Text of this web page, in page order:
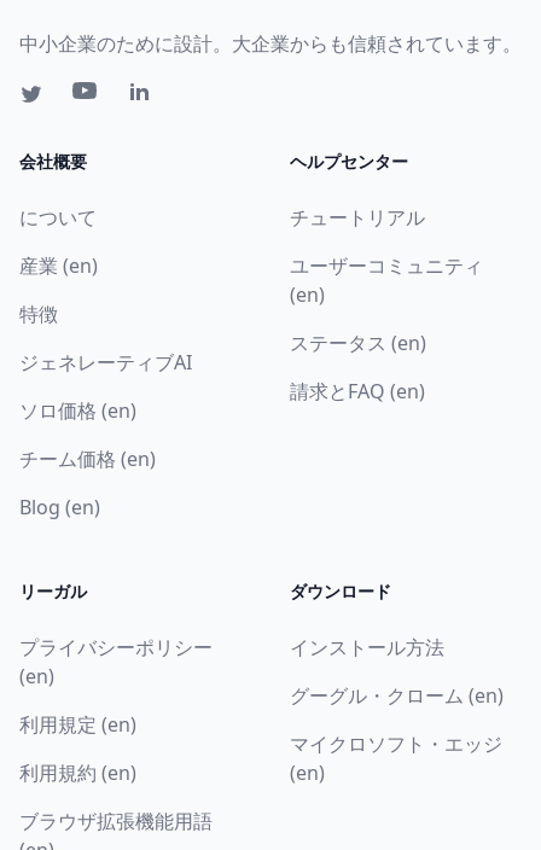
中小企業のために設計。大企業からも信頼されています。
会社概要
について
産業 (en)
特徴
ジェネレーティブAI
ソロ価格 (en)
チーム価格 (en)
Blog (en)
ヘルプセンター
チュートリアル
ユーザーコミュニティ
(en)
ステータス (en)
請求とFAQ (en)
リーガル
プライバシーポリシー
(en)
利用規定 (en)
利用規約 (en)
ブラウザ拡張機能用語
ダウンロード
インストール方法
グーグル・クローム (en)
マイクロソフト・エッジ
(en)